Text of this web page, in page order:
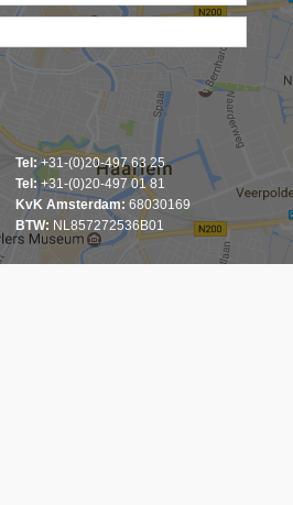
Tel:+31-(0)20-497 63 25
Tel:+31-(0)20-497 01 81
KvK Amsterdam: 68030169
BTW: NL857272536B01